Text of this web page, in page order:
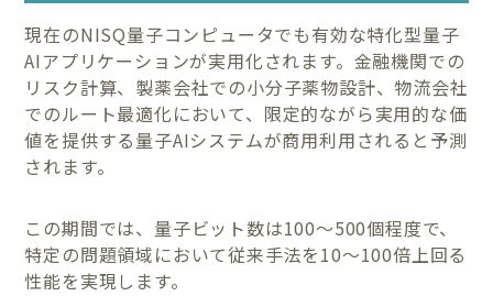
現在のNISQ量子コンピュータでも有効な特化型量子
AIアプリケーションが実用化されます。金融機関での
リスク計算、製薬会社での小分子薬物設計、物流会社
でのルート最適化において、限定的ながら実用的な価
値を提供する量子AIシステムが商用利用されると予測
されます。
この期間では、量子ビット数は100〜500個程度で、
特定の問題領域において従来手法を10〜100倍上回る
性能を実現します。